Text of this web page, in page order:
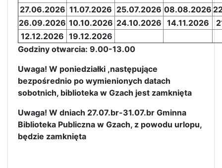
27.06.2026 11.07.2026 25.07.2026 08.08.2026
26.09.2026 10.10.2026 24.10.2026 14.11.2026
12.12.2026 19.12.2026
Godziny otwarcia: 9.00-13.00
Uwaga! W poniedziałki ,następujące
bezpośrednio po wymienionych datach
sobotnich, biblioteka w Gzach jest zamknięta
Uwaga! W dniach 27.07.br-31.07.br Gminna
Biblioteka Publiczna w Gzach, z powodu urlopu,
będzie zamknięta